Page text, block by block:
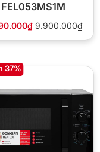
FEL053MS1M
9.900.000₫
37%